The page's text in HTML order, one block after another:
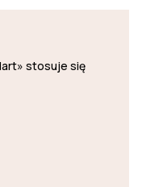
stosuje się